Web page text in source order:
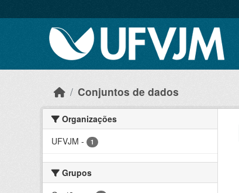
Conjuntos de dados
Organizações
UFVJM - 1
Grupos